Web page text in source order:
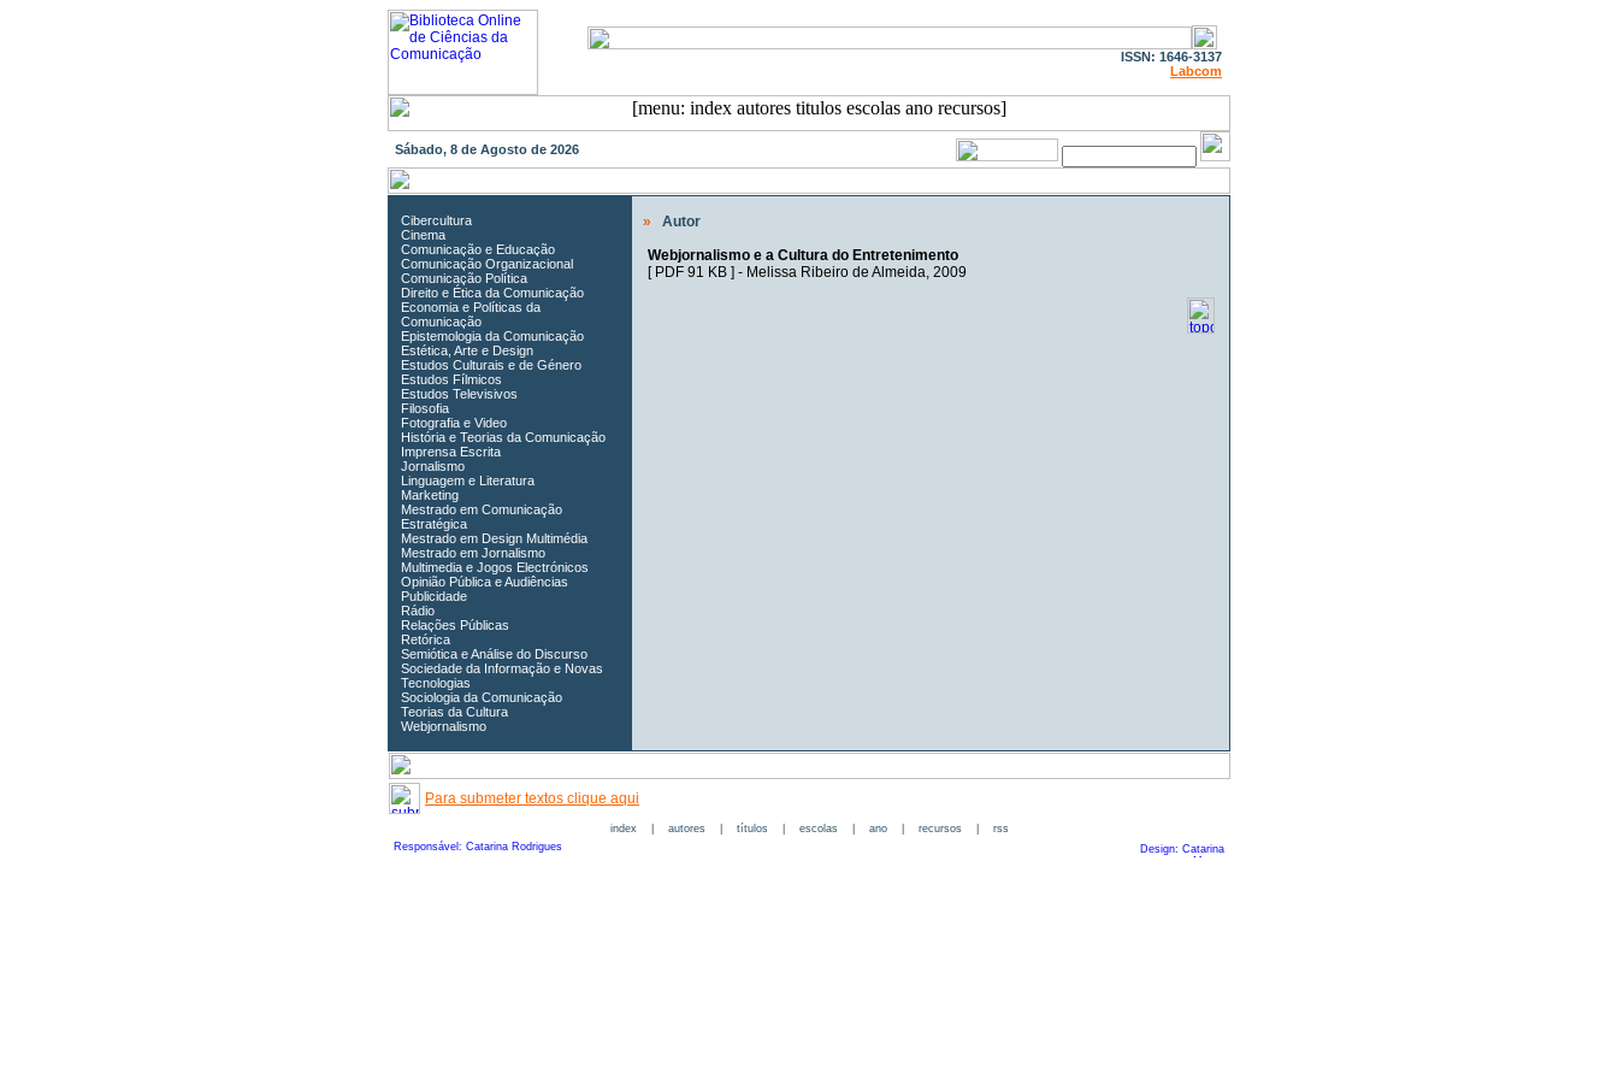
ISSN: 1646-3137
Labcom
Sábado, 8 de Agosto de 2026
Cibercultura
Cinema
Comunicação e Educação
Comunicação Organizacional
Comunicação Política
Direito e Ética da Comunicação
Economia e Políticas da
Comunicação
Epistemologia da Comunicação
Estética, Arte e Design
Estudos Culturais e de Género
Estudos Fílmicos
Estudos Televisivos
Filosofia
Fotografia e Video
História e Teorias da Comunicação
Imprensa Escrita
Jornalismo
Linguagem e Literatura
Marketing
Mestrado em Comunicação
Estratégica
Mestrado em Design Multimédia
Mestrado em Jornalismo
Multimedia e Jogos Electrónicos
Opinião Pública e Audiências
Publicidade
Rádio
Relações Públicas
Retórica
Semiótica e Análise do Discurso
Sociedade da Informação e Novas
Tecnologias
Sociologia da Comunicação
Teorias da Cultura
Webjornalismo
»
Autor
Webjornalismo e a Cultura do Entretenimento
[ PDF 91 KB] - Melissa Ribeiro de Almeida, 2009
Para submeter textos clique aqui
index| autores| títulos| escolas| ano| recursos| rss